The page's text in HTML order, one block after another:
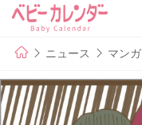
ニュース マンガ